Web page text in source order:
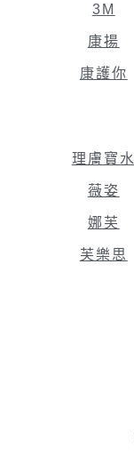
3M
康揚
康護你
理膚寶水
薇姿
娜芙
芙樂思